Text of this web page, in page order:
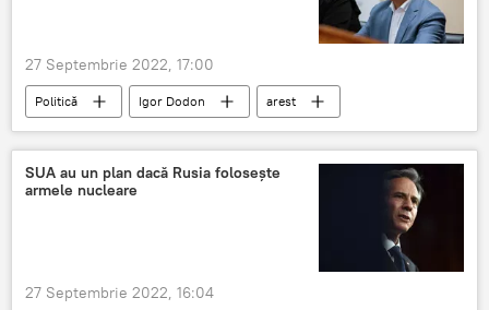
27 Septembrie 2022, 17:00
Politică Igor Dodon arest
SUA au un plan dacă Rusia folosește
armele nucleare
27 Septembrie 2022, 16:04